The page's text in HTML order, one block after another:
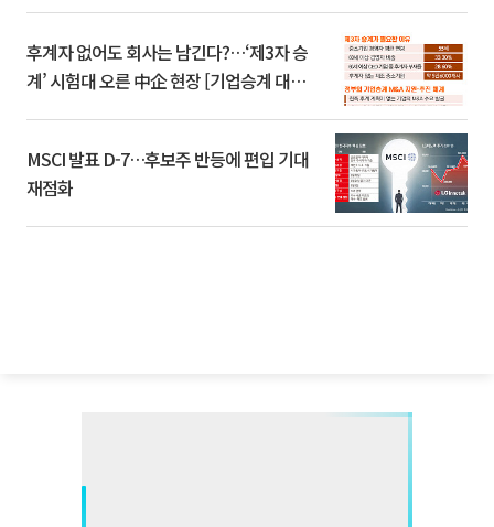
후계자 없어도 회사는 남긴다?…‘제3자 승
계’ 시험대 오른 中企 현장 [기업승계 대전
MSCI 발표 D-7…후보주 반등에 편입 기대
재점화